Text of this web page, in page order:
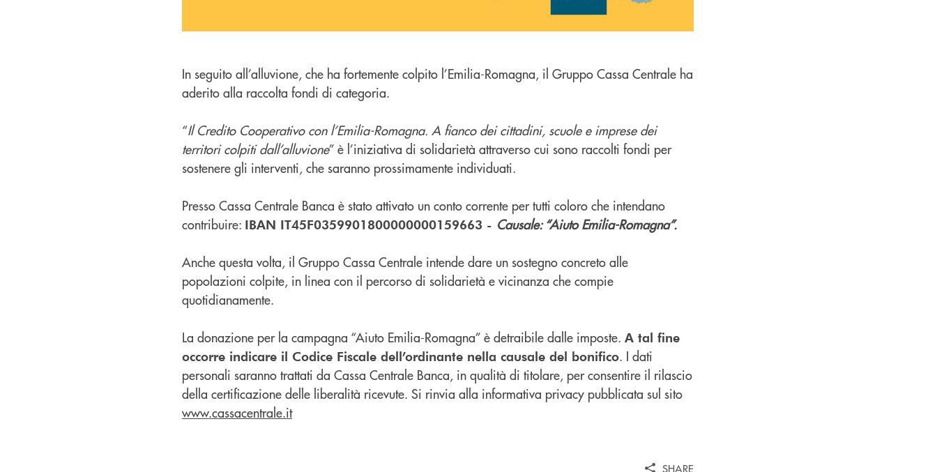
In seguito all’alluvione, che ha fortemente colpito l’Emilia-Romagna, il Gruppo Cassa Centrale ha
aderito alla raccolta fondi di categoria.
“Il Credito Cooperativo con l’Emilia-Romagna. A fianco dei cittadini, scuole e imprese dei
territori colpiti dall’alluvione” è l’iniziativa di solidarietà attraverso cui sono raccolti fondi per
sostenere gli interventi, che saranno prossimamente individuati.
Presso Cassa Centrale Banca è stato attivato un conto corrente per tutti coloro che intendano
contribuire: IBAN IT45F0359901800000000159663 - Causale: “Aiuto Emilia-Romagna”.
Anche questa volta, il Gruppo Cassa Centrale intende dare un sostegno concreto alle
popolazioni colpite, in linea con il percorso di solidarietà e vicinanza che compie
quotidianamente.
La donazione per la campagna “Aiuto Emilia-Romagna” è detraibile dalle imposte. A tal fine
occorre indicare il Codice Fiscale dell’ordinante nella causale del bonifico. I dati
personali saranno trattati da Cassa Centrale Banca, in qualità di titolare, per consentire il rilascio
della certificazione delle liberalità ricevute. Si rinvia alla informativa privacy pubblicata sul sito
www.cassacentrale.it
SHARE